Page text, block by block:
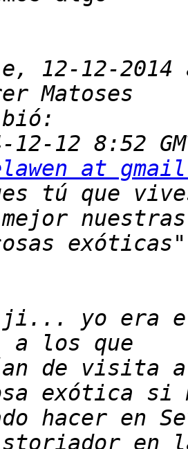
12-12-2014
12-12 8:52
at
tú que
yo era el
de visita
hacer en